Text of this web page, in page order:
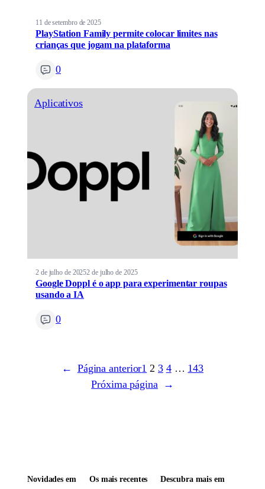
11 de setembro de 2025
PlayStation Family permite colocar limites nas
crianças que jogam na plataforma
0
Aplicativos
2 de julho de 20252 de julho de 2025
Google Doppl é o app para experimentar roupas
usando a IA
0
← Página anterior1 2 3 4 … 143
Próxima página
→
Novidades em Os mais recentes Descubra mais em